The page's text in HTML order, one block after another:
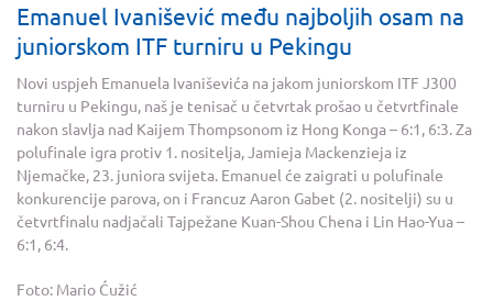
Emanuel Ivanišević među najboljih osam na
juniorskom ITF turniru u Pekingu
Novi uspjeh Emanuela Ivaniševića na jakom juniorskom ITF J300
turniru u Pekingu, naš je tenisač u četvrtak prošao u četvrtfinale
nakon slavlja nad Kaijem Thompsonom iz Hong Konga – 6:1, 6:3. Za
polufinale igra protiv 1. nositelja, Jamieja Mackenzieja iz
Njemačke, 23. juniora svijeta. Emanuel će zaigrati u polufinale
konkurencije parova, on i Francuz Aaron Gabet (2. nositelji) su u
četvrtfinalu nadjačali Tajpežane Kuan-Shou Chena i Lin Hao-Yua –
6:1, 6:4.
Foto: Mario Ćužić